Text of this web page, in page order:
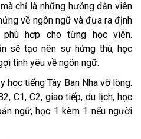
chỉ là những hướng dẫn viên
về ngôn ngữ và đưa ra định
phù hợp cho từng học viên.
sẽ tạo nên sự hứng thú, học
tình yêu về ngôn ngữ.
học tiếng Tây Ban Nha vỡ lòng.
C1, C2, giao tiếp, du lịch, học
ngữ, học 1 kèm 1 nếu người